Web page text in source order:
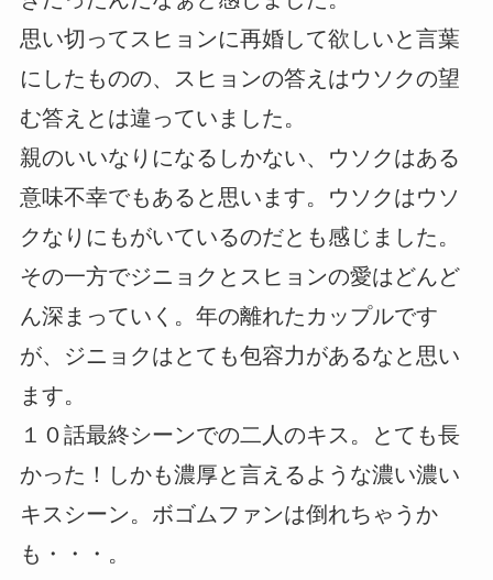
思い切ってスヒョンに再婚して欲しいと言葉
にしたものの、スヒョンの答えはウソクの望
む答えとは違っていました。
親のいいなりになるしかない、ウソクはある
意味不幸でもあると思います。ウソクはウソ
クなりにもがいているのだとも感じました。
その一方でジニョクとスヒョンの愛はどんど
ん深まっていく。年の離れたカップルです
が、ジニョクはとても包容力があるなと思い
ます。
１０話最終シーンでの二人のキス。とても長
かった！しかも濃厚と言えるような濃い濃い
キスシーン。ボゴムファンは倒れちゃうか
も・・・。